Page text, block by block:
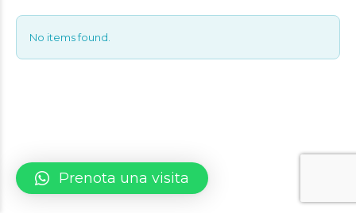
No items found.
Prenota una visita